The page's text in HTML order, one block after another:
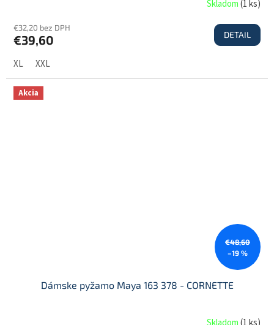
Skladom(1 ks)
€32,20 bez DPH
€39,60 DETAIL
XL XXL
Akcia
€48,60
–19 %
Dámske pyžamo Maya 163 378 - CORNETTE